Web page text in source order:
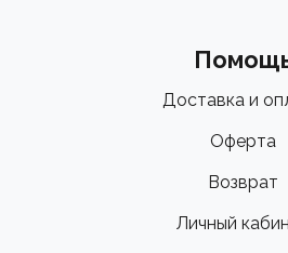
Доставка и
Оферта
Возврат
Личный